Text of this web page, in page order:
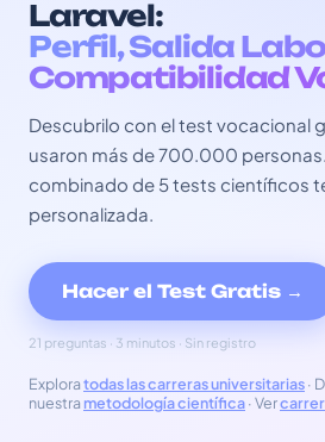
Laravel:
Perfil, Salida
Compatibilidad
Descubrilo con el test vocacional
usaron más de 700.000
combinado de 5 tests científicos
personalizada.
Hacer el Test Gratis →
21 preguntas · 3 minutos · Sin registro
Exploratodas las carreras universitarias·
nuestra metodología científica· Ver